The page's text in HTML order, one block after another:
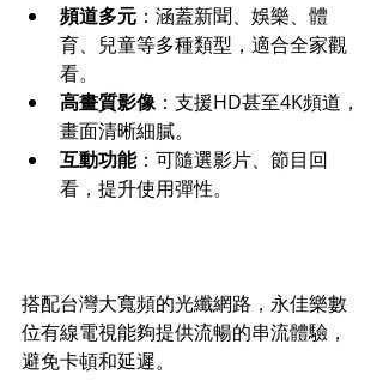
頻道多元 ：涵蓋新聞、娛樂、體
育、兒童等多種類型，適合全家觀
看。
高畫質影像：支援HD甚至4K頻道，
畫面清晰細膩。
互動功能：可隨選影片、節目回
看，提升使用彈性。
搭配台灣大寬頻的光纖網路，永佳樂數
位有線電視能夠提供流暢的串流體驗，
避免卡頓和延遲。